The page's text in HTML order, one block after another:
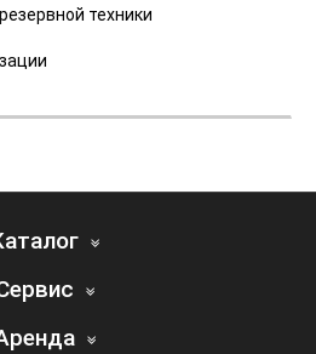
техники